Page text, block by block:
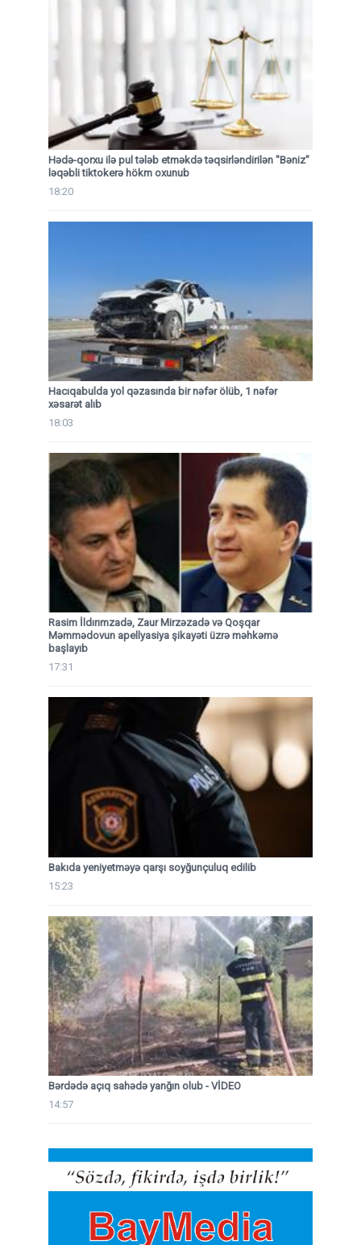
Hədə-qorxu ilə pul tələb etməkdə təqsirləndirilən "Bəniz"
ləqəbli tiktokerə hökm oxunub
18:20
Hacıqabulda yol qəzasında bir nəfər ölüb, 1 nəfər
xəsarət alıb
18:03
Rasim İldırımzadə, Zaur Mirzəzadə və Qoşqar
Məmmədovun apellyasiya şikayəti üzrə məhkəmə
başlayıb
17:31
Bakıda yeniyetməyə qarşı soyğunçuluq edilib
15:23
Bərdədə açıq sahədə yanğın olub - VİDEO
14:57